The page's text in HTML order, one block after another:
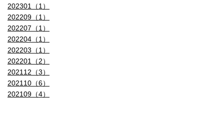
Retina Flash
進化したボケ効果と深度コントロ
ールが使えるポートレートモード
202301（1）
202209（1）
202207（1）
202204（1）
202203（1）
202201（2）
202112（3）
202110（6）
202109（4）